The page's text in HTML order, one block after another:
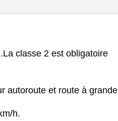
La classe 2 est obligatoire
autoroute et route à grande
h.